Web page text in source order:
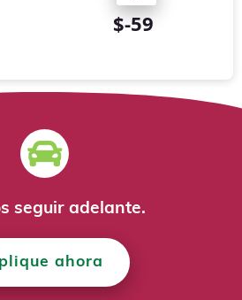
$-59
Refinanced Loan
$10,000
$8,305
seguir adelante.
ahora